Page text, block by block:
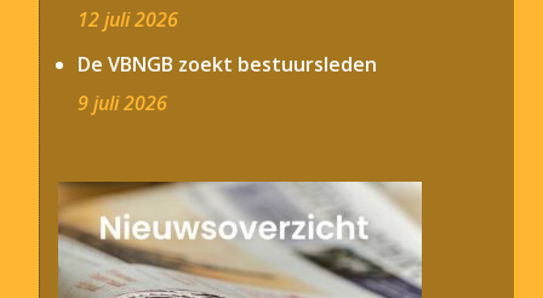
12 juli 2026
De VBNGB zoekt bestuursleden
9 juli 2026